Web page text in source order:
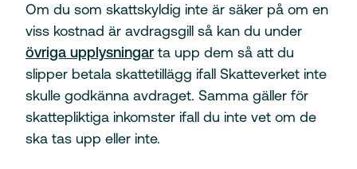
Om du som skattskyldig inte är säker på om en
viss kostnad är avdragsgill så kan du under
övriga upplysningarta upp dem så att du
slipper betala skattetillägg ifall Skatteverket inte
skulle godkänna avdraget. Samma gäller för
skattepliktiga inkomster ifall du inte vet om de
ska tas upp eller inte.